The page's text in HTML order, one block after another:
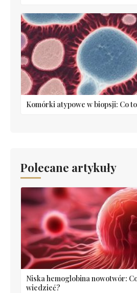
Komórki atypowe w biopsji: Co
Polecane artykuły
Niska hemoglobina nowotwór:
wiedzieć?